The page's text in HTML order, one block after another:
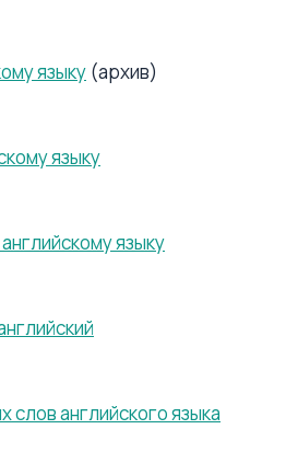
языку (архив)
языку
языку
слов английского языка